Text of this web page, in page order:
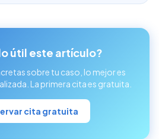
útil este artículo?
sobre tu caso, lo mejor es
La primera cita es gratuita.
cita gratuita